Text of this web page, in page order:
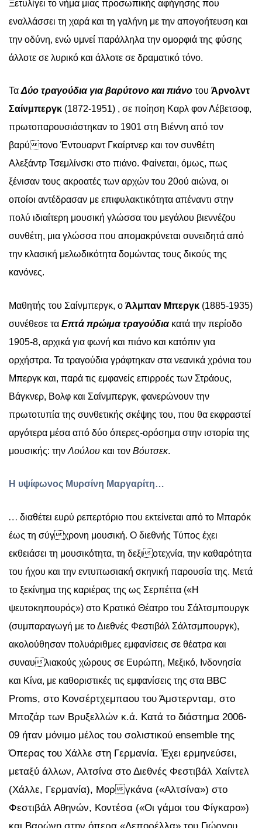
Ξετυλίγει το νήμα μιας προσωπικής αφήγησης που
εναλλάσσει τη χαρά και τη γαλήνη με την απογοήτευση και
την οδύνη, ενώ υμνεί παράλληλα την ομορφιά της φύσης
άλλοτε σε λυρικό και άλλοτε σε δραματικό τόνο.
ΤαΔύο τραγούδια για βαρύτονο και πιάνο του Άρνολντ
Σαίνμπεργκ (1872-1951) , σε ποίηση Καρλ φον Λέβετσοφ,
πρωτοπαρουσιάστηκαν το 1901 στη Βιέννη από τον
βαρύτονο Έντουαρντ Γκαίρτνερ και τον συνθέτη
Αλεξάντρ Τσεμλίνσκι στο πιάνο. Φαίνεται, όμως, πως
ξένισαν τους ακροατές των αρχών του 20ού αιώνα, οι
οποίοι αντέδρασαν με επιφυλακτικότητα απέναντι στην
πολύ ιδιαίτερη μουσική γλώσσα του μεγάλου βιεννέζου
συνθέτη, μια γλώσσα που απομακρύνεται συνειδητά από
την κλασική μελωδικότητα δομώντας τους δικούς της
κανόνες.
Μαθητής του Σαίνμπεργκ, ο Άλμπαν Μπεργκ (1885-1935)
συνέθεσε τα Επτά πρώιμα τραγούδια κατά την περίοδο
1905-8, αρχικά για φωνή και πιάνο και κατόπιν για
ορχήστρα. Τα τραγούδια γράφτηκαν στα νεανικά χρόνια του
Μπεργκ και, παρά τις εμφανείς επιρροές των Στράους,
Βάγκνερ, Βολφ και Σαίνμπεργκ, φανερώνουν την
πρωτοτυπία της συνθετικής σκέψης του, που θα εκφραστεί
αργότερα μέσα από δύο όπερες-ορόσημα στην ιστορία της
μουσικής: την Λούλου και τον Βόυτσεκ.
Η υψίφωνος Μυρσίνη Μαργαρίτη…
… διαθέτει ευρύ ρεπερτόριο που εκτείνεται από το Μπαρόκ
έως τη σύγχρονη μουσική. Ο διεθνής Τύπος έχει
εκθειάσει τη μουσικότητα, τη δεξιοτεχνία, την καθαρότητα
του ήχου και την εντυπωσιακή σκηνική παρουσία της. Μετά
το ξεκίνημα της καριέρας της ως Σερπέττα («Η
ψευτοκηπουρός») στο Κρατικό Θέατρο του Σάλτσμπουργκ
(συμπαραγωγή με το Διεθνές Φεστιβάλ Σάλτσμπουργκ),
ακολούθησαν πολυάριθμες εμφανίσεις σε θέατρα και
συναυλιακούς χώρους σε Ευρώπη, Μεξικό, Ινδονησία
και Κίνα, με καθοριστικές τις εμφανίσεις της στα BBC
Proms, στο Κονσέρτχεμπαου του Άμστερνταμ, στο
Μποζάρ των Βρυξελλών κ.ά. Κατά το διάστημα 2006-
09 ήταν μόνιμο μέλος του σολιστικού ensemble της
Όπερας του Χάλλε στη Γερμανία. Έχει ερμηνεύσει,
μεταξύ άλλων, Αλτσίνα στο Διεθνές Φεστιβάλ Χαίντελ
(Χάλλε, Γερμανία), Μοργκάνα («Αλτσίνα») στο
Φεστιβάλ Αθηνών, Κοντέσα («Οι γάμοι του Φίγκαρο»)